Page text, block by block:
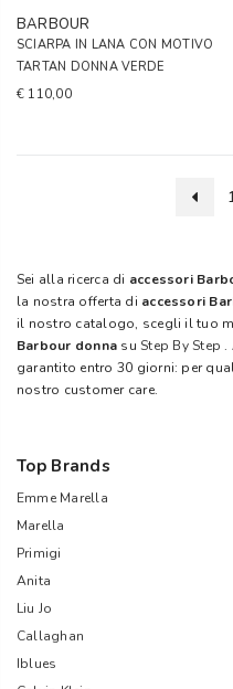
BARBOUR
SCIARPA IN LANA CON MOTIVO
TARTAN DONNA VERDE
€ 110,00
Sei alla ricerca di accessori
la nostra offerta di accessori
il nostro catalogo, scegli il tuo
Barbour donna suStep By Step .
garantito entro 30 giorni: per
nostro customer care.
Top Brands
Emme Marella
Marella
Primigi
Anita
Liu Jo
Callaghan
Iblues